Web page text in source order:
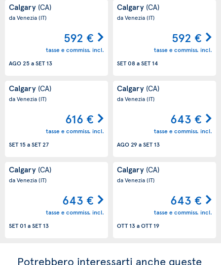
Calgary (CA)
da Venezia(IT)
592 €
tasse e commiss. incl.
AGO 25aSET 13
Calgary (CA)
da Venezia(IT)
592 €
tasse e commiss. incl.
SET 08aSET 14
Calgary (CA)
da Venezia(IT)
616 €
tasse e commiss. incl.
SET 15aSET 27
Calgary (CA)
da Venezia(IT)
643 €
tasse e commiss. incl.
AGO 29aSET 13
Calgary (CA)
da Venezia(IT)
643 €
tasse e commiss. incl.
SET 01 aSET 13
Calgary (CA)
da Venezia(IT)
643 €
tasse e commiss. incl.
OTT 13aOTT 19
Potrebbero interessarti anche queste